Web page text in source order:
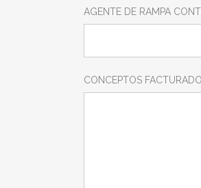
AGENTE DE RAMPA
CONCEPTOS